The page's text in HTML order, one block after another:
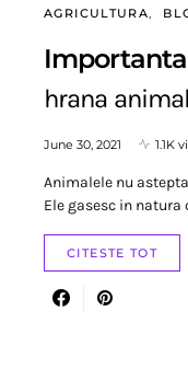
AGRICULTURA
hrana
June 30, 2021 1.1K
Animalele nu
Ele gasesc in natura
CITESTE TOT